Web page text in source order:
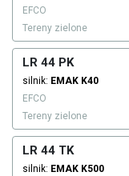
EFCO
Tereny zielone
LR 44 PK
silnik: EMAK K40
EFCO
Tereny zielone
LR 44 TK
silnik: EMAK K500